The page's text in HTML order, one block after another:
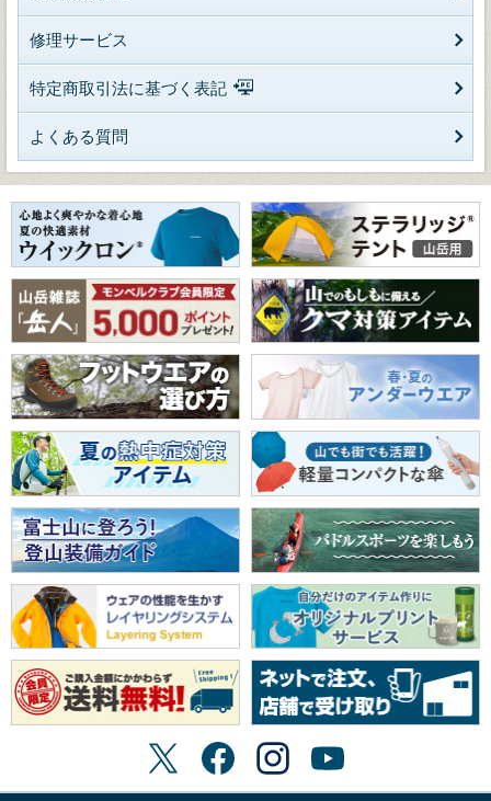
修理サービス
特定商取引法に基づく表記
よくある質問